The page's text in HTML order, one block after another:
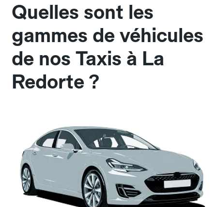
Quelles sont les
gammes de véhicules
de nos Taxis à La
Redorte ?